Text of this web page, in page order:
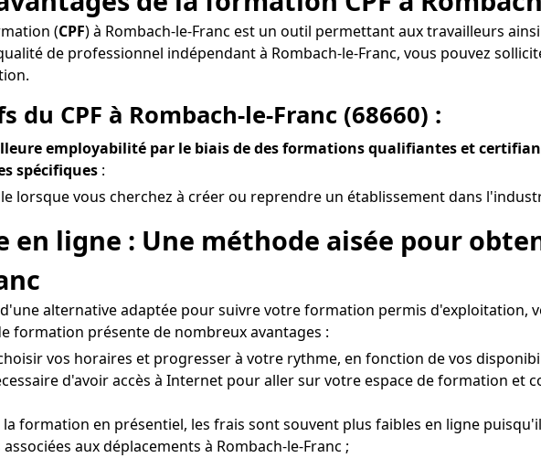
(CPF) à Rombach-le-Franc est un outil permettant aux travailleurs
de professionnel indépendant à Rombach-le-Franc, vous pouvez
du CPF à Rombach-le-Franc (68660) :
employabilité par le biais de des formations qualifiantes et
spécifiques :
lorsque vous cherchez à créer ou reprendre un établissement dans
en ligne : Une méthode aisée pour
alternative adaptée pour suivre votre formation permis d'exploitation,
formation présente de nombreux avantages :
vos horaires et progresser à votre rythme, en fonction de vos
d'avoir accès à Internet pour aller sur votre espace de formation et
formation en présentiel, les frais sont souvent plus faibles en ligne
aux déplacements à Rombach-le-Franc ;